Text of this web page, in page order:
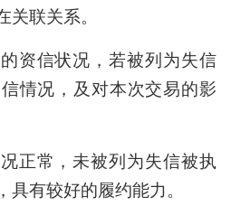
联关系。
的资信状况，若被列为失信
情况，及对本次交易的影
正常，未被列为失信被执
有较好的履约能力。